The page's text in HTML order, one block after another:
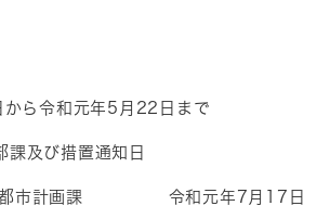
ら令和元年5月22日まで
及び措置通知日
部都市計画課 令和元年7月17日